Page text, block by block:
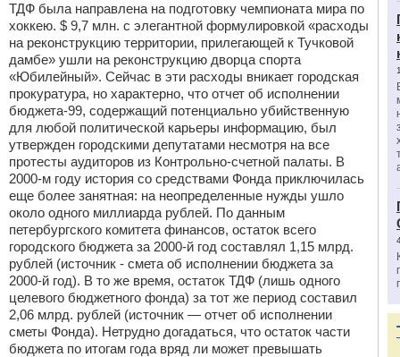
ТДФ была направлена на подготовку чемпионата мира по
хоккею. $ 9,7 млн. с элегантной формулировкой «расходы
на реконструкцию территории, прилегающей к Тучковой
дамбе» ушли на реконструкцию дворца спорта
«Юбилейный». Сейчас в эти расходы вникает городская
прокуратура, но характерно, что отчет об исполнении
бюджета-99, содержащий потенциально убийственную
для любой политической карьеры информацию, был
утвержден городскими депутатами несмотря на все
протесты аудиторов из Контрольно-счетной палаты. В
2000-м году история со средствами Фонда приключилась
еще более занятная: на неопределенные нужды ушло
около одного миллиарда рублей. По данным
петербургского комитета финансов, остаток всего
городского бюджета за 2000-й год составлял 1,15 млрд.
рублей (источник - смета об исполнении бюджета за
2000-й год). В то же время, остаток ТДФ (лишь одного
целевого бюджетного фонда) за тот же период составил
2,06 млрд. рублей (источник — отчет об исполнении
сметы Фонда). Нетрудно догадаться, что остаток части
бюджета по итогам года вряд ли может превышать